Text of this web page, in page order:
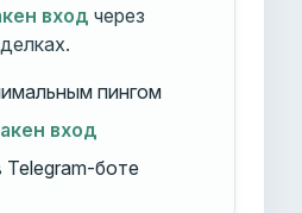
вход через
пингом
вход
Telegram-боте